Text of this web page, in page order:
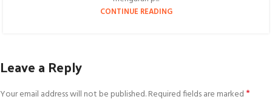
CONTINUE READING
Leave a Reply
Your email address will not be published.Required fields are marked*